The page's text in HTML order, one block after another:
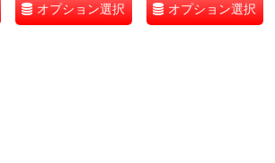
オプション選択 オプション選択